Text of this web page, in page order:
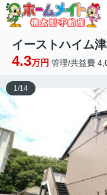
イーストハイム
4.3万円 管理/共益費
1/14